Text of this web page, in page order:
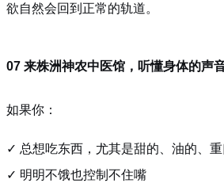
欲自然会回到正常的轨道。
07 来株洲神农中医馆，听懂身体的声
如果你：
✓ 总想吃东西，尤其是甜的、油的、
✓ 明明不饿也控制不住嘴